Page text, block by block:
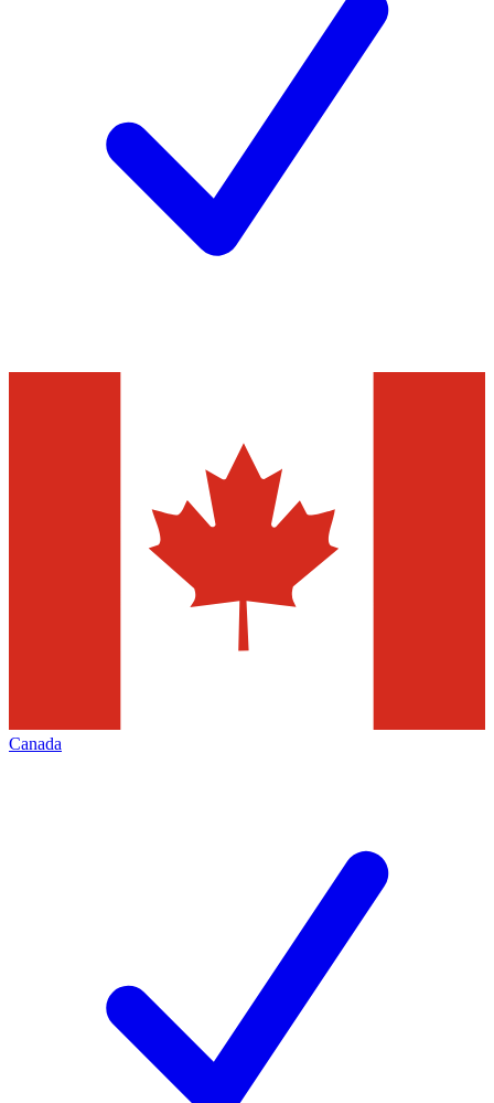
Canada